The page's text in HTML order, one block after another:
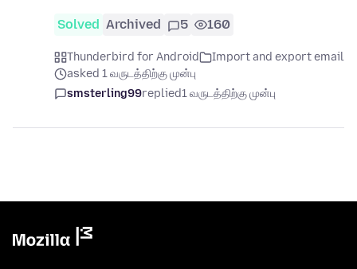
Solved Archived 5 160
Thunderbird for Android
Import and export email
asked 1 வருடத்திற்கு முன்பு
smsterling99replied1 வருடத்திற்கு முன்பு